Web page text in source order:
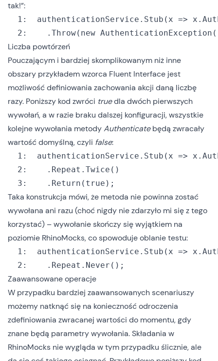
tak!”:
  1:
  2:
  	.
Throw( new
Liczba powtórzeń
Pouczającym i bardziej skomplikowanym niż inne
obszary przykładem wzorca Fluent Interface jest
możliwość definiowania zachowania akcji daną liczbę
razy. Poniższy kod zwróci truedla dwóch pierwszych
wywołań, a w razie braku dalszej konfiguracji, wszystkie
kolejne wywołania metodyAuthenticatebędą zwracały
wartość domyślną, czyli false:
  1:
  2:
  	.
Repeat.Twice()
  3:
  	.Return(
true );
Taka konstrukcja mówi, że metoda nie powinna zostać
wywołana ani razu (choć nigdy nie zdarzyło mi się z tego
korzystać) – wywołanie skończy się wyjątkiem na
poziomie RhinoMocks, co spowoduje oblanie testu:
  1:
  2:
  	.
Repeat.Never() ;
Zaawansowane operacje
W przypadku bardziej zaawansowanych scenariuszy
możemy natknąć się na konieczność odroczenia
zdefiniowania zwracanej wartości do momentu, gdy
znane będą parametry wywołania. Składania w
RhinoMocks nie wygląda w tym przypadku ślicznie, ale